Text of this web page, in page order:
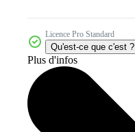
Licence Pro Standard
Qu'est-ce que c'est ?
Plus d'infos